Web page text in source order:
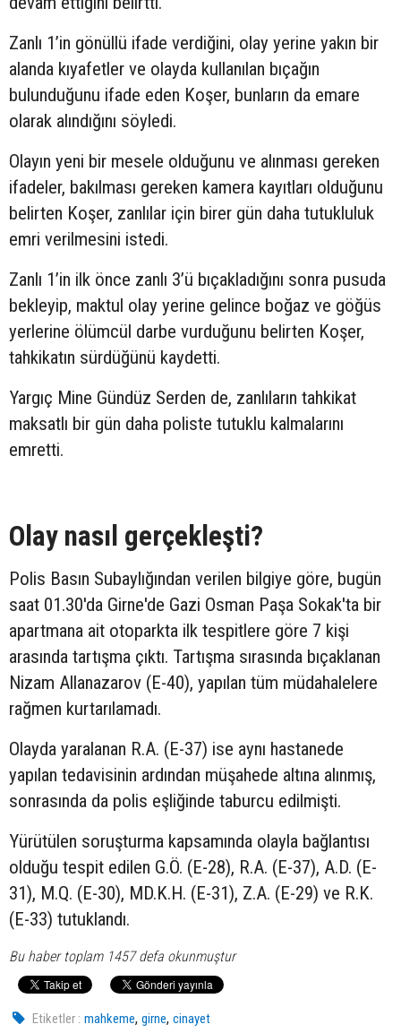
Zanlı 1’in gönüllü ifade verdiğini, olay yerine yakın bir
alanda kıyafetler ve olayda kullanılan bıçağın
bulunduğunu ifade eden Koşer, bunların da emare
olarak alındığını söyledi.
Olayın yeni bir mesele olduğunu ve alınması gereken
ifadeler, bakılması gereken kamera kayıtları olduğunu
belirten Koşer, zanlılar için birer gün daha tutukluluk
emri verilmesini istedi.
Zanlı 1’in ilk önce zanlı 3’ü bıçakladığını sonra pusuda
bekleyip, maktul olay yerine gelince boğaz ve göğüs
yerlerine ölümcül darbe vurduğunu belirten Koşer,
tahkikatın sürdüğünü kaydetti.
Yargıç Mine Gündüz Serden de, zanlıların tahkikat
maksatlı bir gün daha poliste tutuklu kalmalarını
emretti.
Olay nasıl gerçekleşti?
Polis Basın Subaylığından verilen bilgiye göre, bugün
saat 01.30'da Girne'de Gazi Osman Paşa Sokak'ta bir
apartmana ait otoparkta ilk tespitlere göre 7 kişi
arasında tartışma çıktı. Tartışma sırasında bıçaklanan
Nizam Allanazarov (E-40), yapılan tüm müdahalelere
rağmen kurtarılamadı.
Olayda yaralanan R.A. (E-37) ise aynı hastanede
yapılan tedavisinin ardından müşahede altına alınmış,
sonrasında da polis eşliğinde taburcu edilmişti.
Yürütülen soruşturma kapsamında olayla bağlantısı
olduğu tespit edilen G.Ö. (E-28), R.A. (E-37), A.D. (E-
31), M.Q. (E-30), MD.K.H. (E-31), Z.A. (E-29) ve R.K.
(E-33) tutuklandı.
Bu haber toplam 1457 defa okunmuştur
Etiketler : mahkeme,girne,cinayet